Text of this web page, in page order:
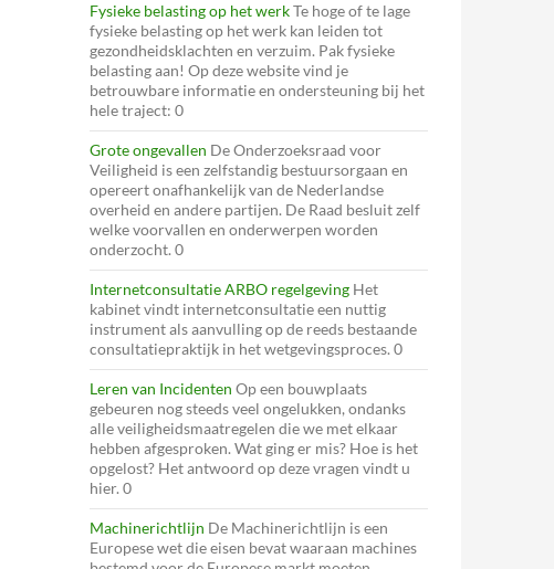
Fysieke belasting op het werkTe hoge of te lage
fysieke belasting op het werk kan leiden tot
gezondheidsklachten en verzuim. Pak fysieke
belasting aan! Op deze website vind je
betrouwbare informatie en ondersteuning bij het
hele traject: 0
Grote ongevallen De Onderzoeksraad voor
Veiligheid is een zelfstandig bestuursorgaan en
opereert onafhankelijk van de Nederlandse
overheid en andere partijen. De Raad besluit zelf
welke voorvallen en onderwerpen worden
onderzocht. 0
Internetconsultatie ARBO regelgeving Het
kabinet vindt internetconsultatie een nuttig
instrument als aanvulling op de reeds bestaande
consultatiepraktijk in het wetgevingsproces. 0
Leren van Incidenten Op een bouwplaats
gebeuren nog steeds veel ongelukken, ondanks
alle veiligheidsmaatregelen die we met elkaar
hebben afgesproken. Wat ging er mis? Hoe is het
opgelost? Het antwoord op deze vragen vindt u
hier. 0
Machinerichtlijn De Machinerichtlijn is een
Europese wet die eisen bevat waaraan machines